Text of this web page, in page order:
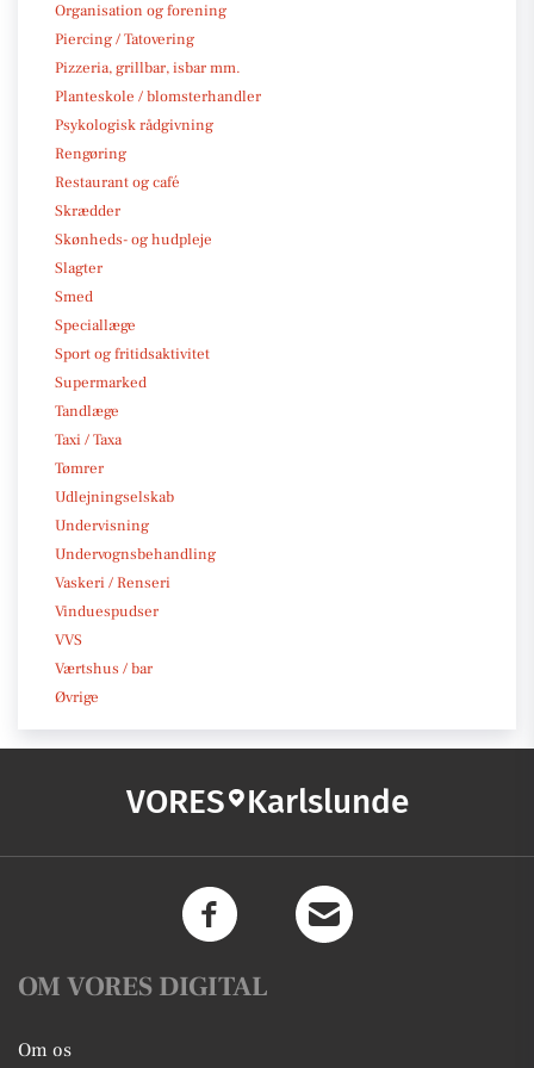
Organisation og forening
Piercing / Tatovering
Pizzeria, grillbar, isbar mm.
Planteskole / blomsterhandler
Psykologisk rådgivning
Rengøring
Restaurant og café
Skrædder
Skønheds- og hudpleje
Slagter
Smed
Speciallæge
Sport og fritidsaktivitet
Supermarked
Tandlæge
Taxi / Taxa
Tømrer
Udlejningselskab
Undervisning
Undervognsbehandling
Vaskeri / Renseri
Vinduespudser
VVS
Værtshus / bar
Øvrige
VORES Karlslunde
OM VORES DIGITAL
Om os